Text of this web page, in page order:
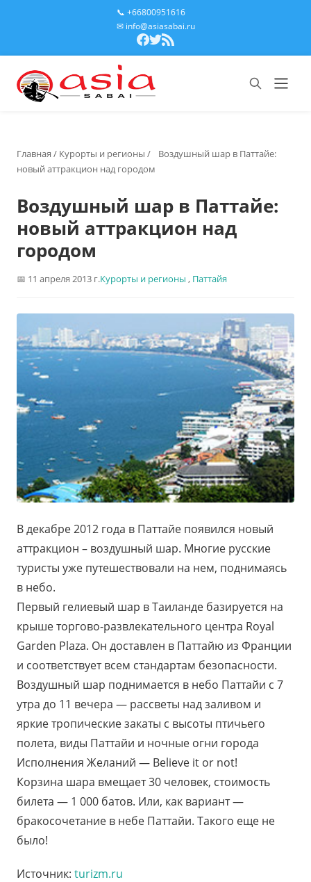
📞 +66800951616
✉ info@asiasabai.ru
Главная / Курорты и регионы /
Воздушный шар в Паттайе:
новый аттракцион над городом
Воздушный шар в Паттайе:
новый аттракцион над
городом
11 апреля 2013 г.Курорты и регионы , Паттайя
В декабре 2012 года в Паттайе появился новый
аттракцион – воздушный шар. Многие русские
туристы уже путешествовали на нем, поднимаясь
в небо.
Первый гелиевый шар в Таиланде базируется на
крыше торгово-развлекательного центра Royal
Garden Plaza. Он доставлен в Паттайю из Франции
и соответствует всем стандартам безопасности.
Воздушный шар поднимается в небо Паттайи с 7
утра до 11 вечера — рассветы над заливом и
яркие тропические закаты с высоты птичьего
полета, виды Паттайи и ночные огни города
Исполнения Желаний — Believe it or not!
Корзина шара вмещает 30 человек, стоимость
билета — 1 000 батов. Или, как вариант —
бракосочетание в небе Паттайи. Такого еще не
было!
Источник: turizm.ru